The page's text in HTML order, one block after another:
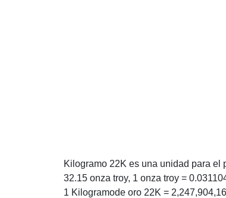
Kilogramo 22K es una unidad para
32.15 onza troy, 1 onza troy =
1 Kilogramode oro 22K =